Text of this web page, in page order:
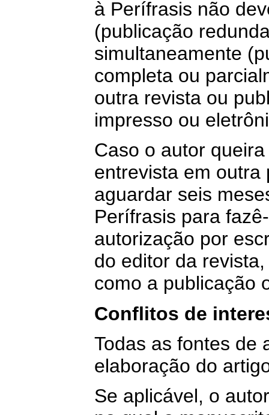
à Perífrasis não
(publicação
simultaneamente
completa ou
outra revista ou
impresso ou
Caso o autor
entrevista em outra
aguardar seis
Perífrasis para
autorização por
do editor da
como a publicação
Conflitos de
Todas as fontes de
elaboração do
Se aplicável, o